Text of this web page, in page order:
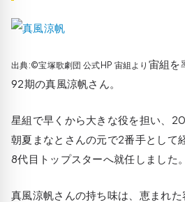
出典:©宝塚歌劇団 公式HP 宙組より 宙組を
92期の真風涼帆さん。
星組で早くから大きな役を担い、
朝夏まなとさんの元で2番手として
8代目トップスターへ就任しました。
真風涼帆さんの持ち味は、恵まれた